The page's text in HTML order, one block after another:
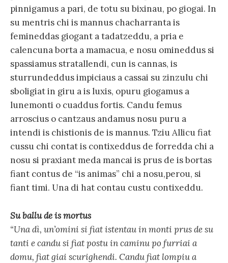
pinnigamus a pari, de totu su bixinau, po giogai. In
su mentris chi is mannus chacharranta is
femineddas giogant a tadatzeddu, a pria e
calencuna borta a mamacua, e nosu omineddus si
spassiamus stratallendi, cun is cannas, is
sturrundeddus impiciaus a cassai su zinzulu chi
sboligiat in giru a is luxis, opuru giogamus a
lunemonti o cuaddus fortis. Candu femus
arroscius o cantzaus andamus nosu puru a
intendi is chistionis de is mannus. Tziu Allicu fiat
cussu chi contat is contixeddus de forredda chi a
nosu si praxiant meda mancai is prus de is bortas
fiant contus de “is animas” chi a nosu,perou, si
fiant timi. Una di hat contau custu contixeddu.
Su ballu de is mortus
“Una dì, un’omini si fiat istentau in monti prus de su
tanti e candu si fiat postu in caminu po furriai a
domu, fiat giai scurighendi. Candu fiat lompiu a